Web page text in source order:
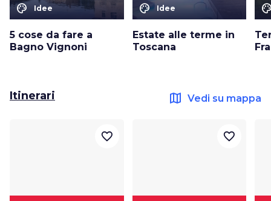
color_lens Idee
5 cose da fare a
Bagno Vignoni
color_lens Idee
Estate alle terme in
Toscana
Itinerari map Vedi su mappa
favorite_border favorite_border